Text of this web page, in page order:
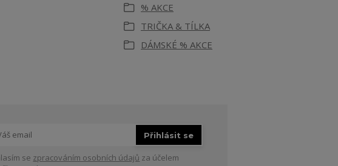
% AKCE
TRIČKA & TÍLKA
DÁMSKÉ % AKCE
Přihlásit se
se zpracováním osobních údajů za účelem